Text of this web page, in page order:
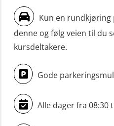
Konvensjonell
Livbåtfører
grunnleggende
Livbåtfører
(OSE1361)
Livbåtfører
VHF / SRC 2
Videregående
Kun en rundkjøring
denne og følg veien til du
kursdeltakere.
Gode
Alle dager fra 08:30